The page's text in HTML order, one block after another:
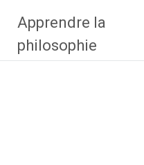
contenu
principal
Apprendre la
philosophie